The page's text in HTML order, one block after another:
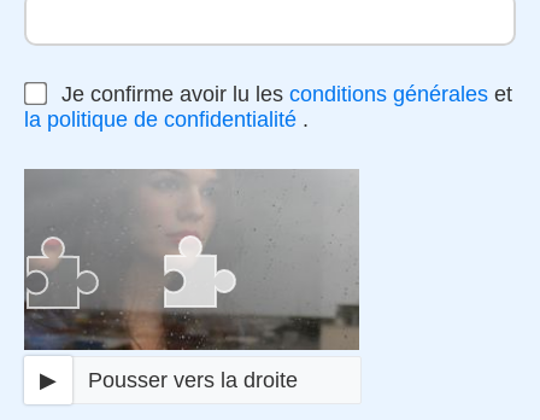
Je confirme avoir lu les conditions générales et
la politique de confidentialité .
▶ Pousser vers la droite